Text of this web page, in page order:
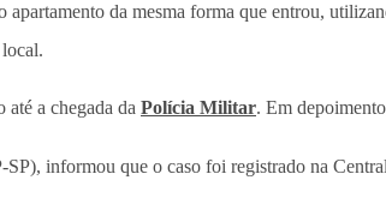
da mesma forma que entrou,
a chegada da Polícia Militar. Em
informou que o caso foi registrado na